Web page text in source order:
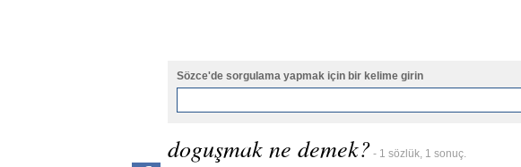
Sözce'de sorgulama yapmak için bir kelime girin
doguşmak ne demek? - 1 sözlük, 1 sonuç.